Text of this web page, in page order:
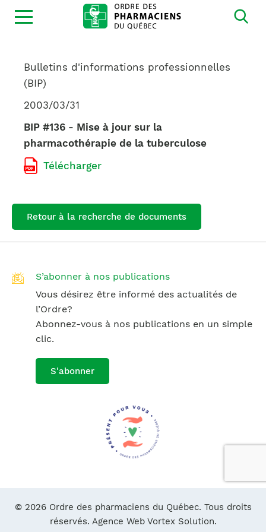
Ouvrir
la
Bulletins d'informations professionnelles
(BIP)
2003/03/31
BIP #136 - Mise à jour sur la
pharmacothérapie de la tuberculose
Télécharger
Retour à la recherche de documents
S’abonner à nos publications
Vous désirez être informé des actualités de
l’Ordre?
Abonnez-vous à nos publications en un simple
clic.
S'abonner
© 2026 Ordre des pharmaciens du Québec. Tous droits
réservés. Agence Web Vortex Solution.